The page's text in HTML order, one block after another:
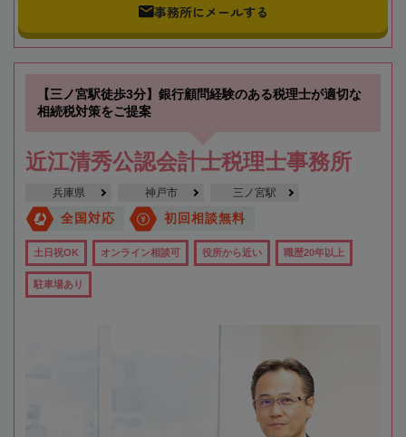
事務所にメールする
【三ノ宮駅徒歩3分】銀行顧問経験のある税理士が適切な
相続税対策をご提案
近江清秀公認会計士税理士事務所
兵庫県 神戸市 三ノ宮駅
全国対応 初回相談無料
土日祝OK オンライン相談可 役所から近い 職歴20年以上
駐車場あり